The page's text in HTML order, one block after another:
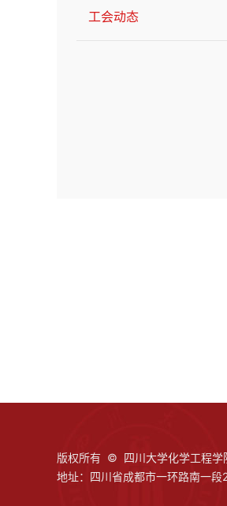
工会动态
版权所有 © 四川大学化学工程学
地址：四川省成都市一环路南